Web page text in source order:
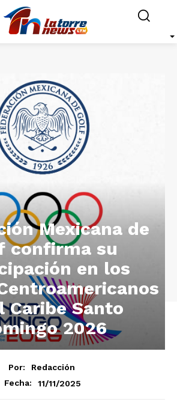
Mexicana de
confirma su
en los
Caribe Santo
2026
Por:
Redacción
Fecha:
11/11/2025